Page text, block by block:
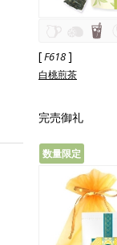
[F618]
白桃煎茶
完売御礼
数量限定